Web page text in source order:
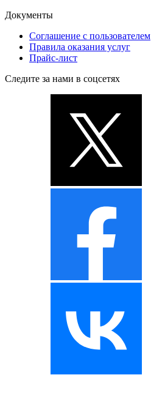
Документы
Соглашение с пользователем
Правила оказания услуг
Прайс-лист
Следите за нами в соцсетях